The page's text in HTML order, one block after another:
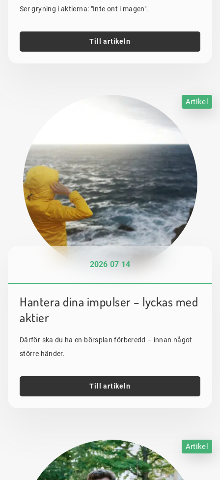
Ser gryning i aktierna: "Inte ont i magen".
Till artikeln
Artikel
2026 07 14
Hantera dina impulser – lyckas med
aktier
Därför ska du ha en börsplan förberedd – innan något
större händer.
Till artikeln
Artikel